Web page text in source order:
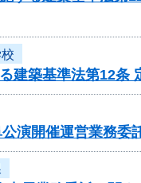
建築基準法第12条
演開催運営業務委